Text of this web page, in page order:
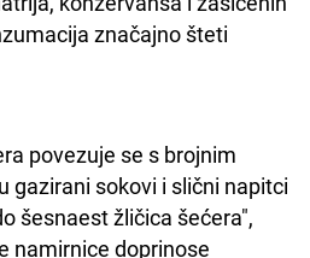
značajno šteti
povezuje se s brojnim
gazirani sokovi i slični napitci
šesnaest žličica šećera",
namirnice doprinose